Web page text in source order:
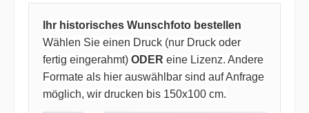
Ihr historisches Wunschfoto bestellen
Wählen Sie einen Druck (nur Druck oder
fertig eingerahmt) ODER eine Lizenz. Andere
Formate als hier auswählbar sind auf Anfrage
möglich, wir drucken bis 150x100 cm.